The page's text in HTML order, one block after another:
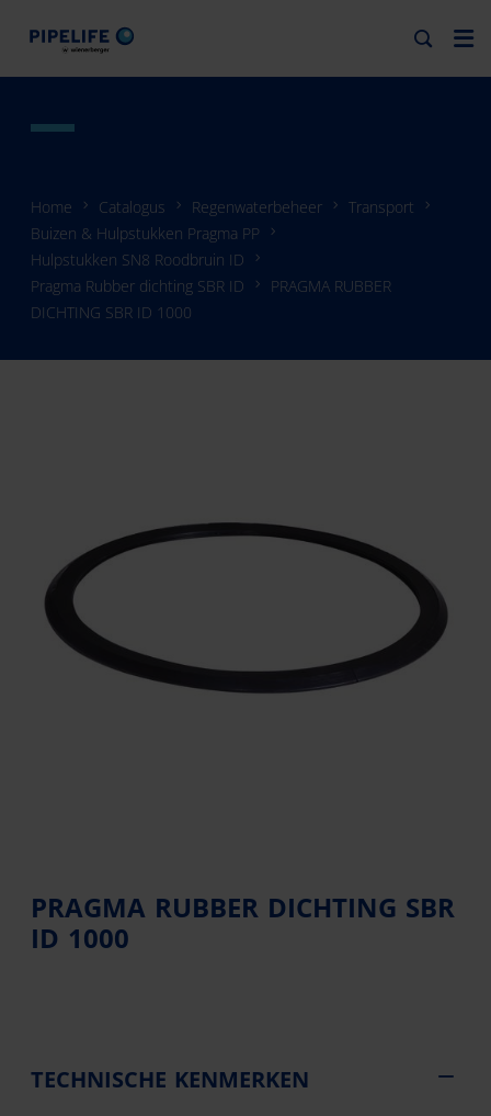
Home Catalogus Regenwaterbeheer
Transport
Buizen & Hulpstukken Pragma PP
Hulpstukken SN8 Roodbruin ID
Pragma Rubber dichting SBR ID
PRAGMA RUBBER
DICHTING SBR ID 1000
PRAGMA RUBBER DICHTING SBR
ID 1000
TECHNISCHE KENMERKEN